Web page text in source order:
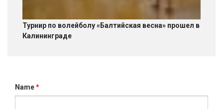
Турнир по волейболу «Балтийская весна» прошел в
Калининграде
Name*